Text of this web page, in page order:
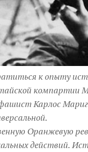
к опыту
компартии
Карлос
Оранжевую
действий.